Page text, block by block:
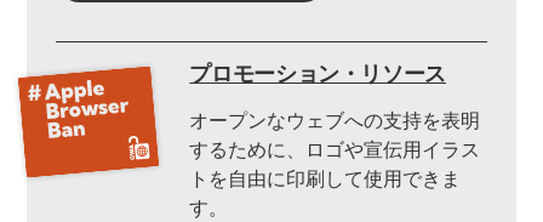
プロモーション・リソース
オープンなウェブへの支持を表明
するために、ロゴや宣伝用イラス
トを自由に印刷して使用できま
す。